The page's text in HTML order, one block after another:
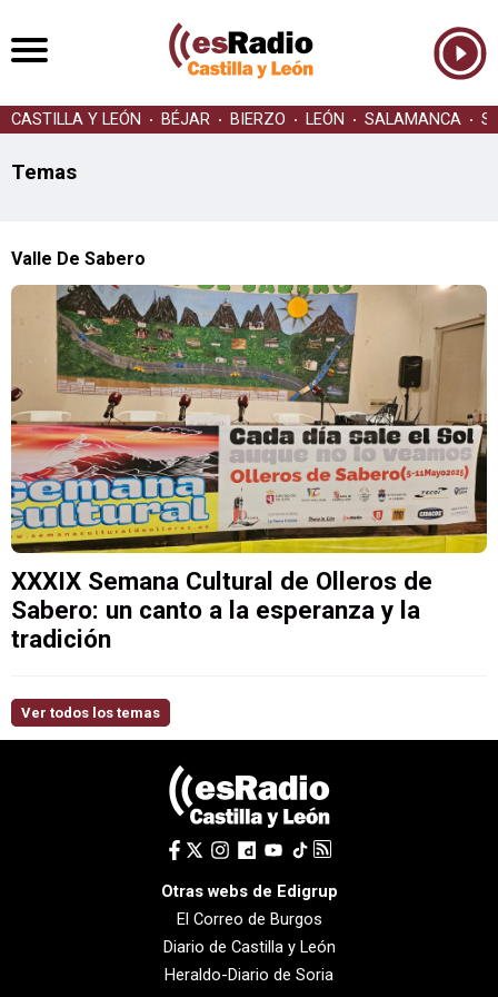
CASTILLA Y LEÓN BÉJAR BIERZO LEÓN SALAMANCA
Temas
Valle De Sabero
XXXIX Semana Cultural de Olleros de
Sabero: un canto a la esperanza y la
tradición
Ver todos los temas
Otras webs de Edigrup
El Correo de Burgos
Diario de Castilla y León
Heraldo-Diario de Soria